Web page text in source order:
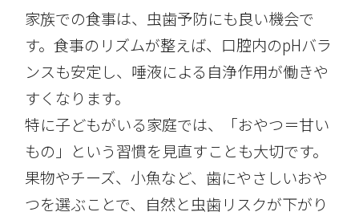
家族での食事は、虫歯予防にも良い機会で
す。食事のリズムが整えば、口腔内のpHバラ
ンスも安定し、唾液による自浄作用が働きや
すくなります。
特に子どもがいる家庭では、「おやつ＝甘い
もの」という習慣を見直すことも大切です。
果物やチーズ、小魚など、歯にやさしいおや
つを選ぶことで、自然と虫歯リスクが下がり